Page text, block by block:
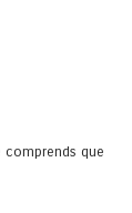
comprends que